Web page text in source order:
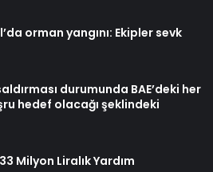
orman yangını: Ekipler sevk
durumunda BAE’deki her
hedef olacağı şeklindeki
Milyon Liralık Yardım